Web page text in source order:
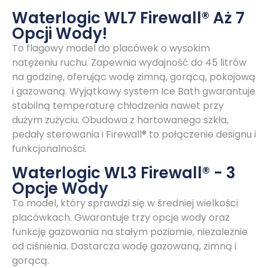
Waterlogic WL7 Firewall® Aż 7
Opcji Wody!
To flagowy model do placówek o wysokim
natężeniu ruchu. Zapewnia wydajność do 45 litrów
na godzinę, oferując wodę zimną, gorącą, pokojową
i gazowaną. Wyjątkowy system Ice Bath gwarantuje
stabilną temperaturę chłodzenia nawet przy
dużym zużyciu. Obudowa z hartowanego szkła,
pedały sterowania i Firewall® to połączenie designu i
funkcjonalności.
Waterlogic WL3 Firewall® - 3
Opcje Wody
To model, który sprawdzi się w średniej wielkości
placówkach. Gwarantuje trzy opcje wody oraz
funkcję gazowania na stałym poziomie, niezależnie
od ciśnienia. Dostarcza wodę gazowaną, zimną i
gorącą.